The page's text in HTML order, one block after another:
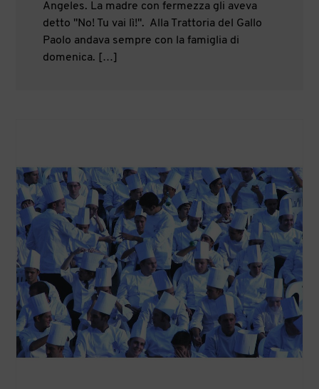
Angeles. La madre con fermezza gli aveva
detto "No! Tu vai lì!". Alla Trattoria del Gallo
Paolo andava sempre con la famiglia di
domenica. […]